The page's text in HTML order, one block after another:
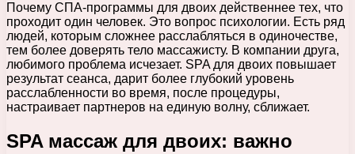
Почему СПА-программы для двоих действеннее тех, что
проходит один человек. Это вопрос психологии. Есть ряд
людей, которым сложнее расслабляться в одиночестве,
тем более доверять тело массажисту. В компании друга,
любимого проблема исчезает. SPA для двоих повышает
результат сеанса, дарит более глубокий уровень
расслабленности во время, после процедуры,
настраивает партнеров на единую волну, сближает.
SPA массаж для двоих: важно